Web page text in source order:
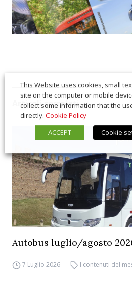
Articoli correlati
Autobus luglio/agosto
7 Luglio 2026 I contenuti del
This Website uses cookies, small
site on the computer or mobile
collect some information that the
directly. Cookie Policy
ACCEPT
Cookie